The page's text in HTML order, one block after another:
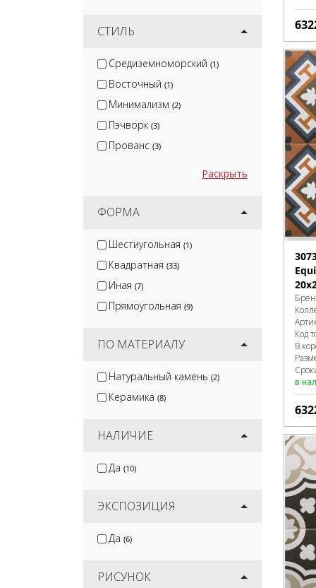
СТИЛЬ
Средиземноморский (1)
Восточный (1)
Минимализм (2)
Пэчворк (3)
Прованс (3)
Раскрыть
ФОРМА
Шестиугольная (1)
Квадратная (33)
Иная (7)
Прямоугольная (9)
ПО МАТЕРИАЛУ
Натуральный камень (2)
Керамика (8)
НАЛИЧИЕ
Да (10)
ЭКСПОЗИЦИЯ
Да (6)
РИСУНОК
Код
В
в